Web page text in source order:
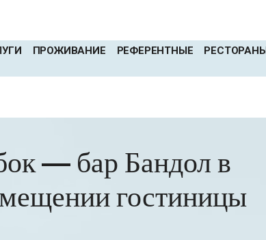
ПРОЖИВАНИЕ РЕФЕРЕНТНЫЕ РЕСТОРАНЫ
— бар Бандол в
гостиницы